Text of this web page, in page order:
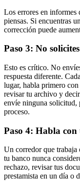
Los errores en informes
piensas. Si encuentras
corrección puede
Paso 3: No
Esto es crítico. No
respuesta diferente.
lugar, habla primero
revisar tu archivo y
envíe ninguna solicitud,
proceso.
Paso 4: Habla
Un corredor que trabaja
tu banco nunca
rechazo, revisar tus
prestamista en un día o